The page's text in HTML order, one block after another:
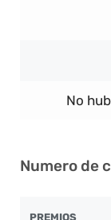
No
Numero de
PREMIOS